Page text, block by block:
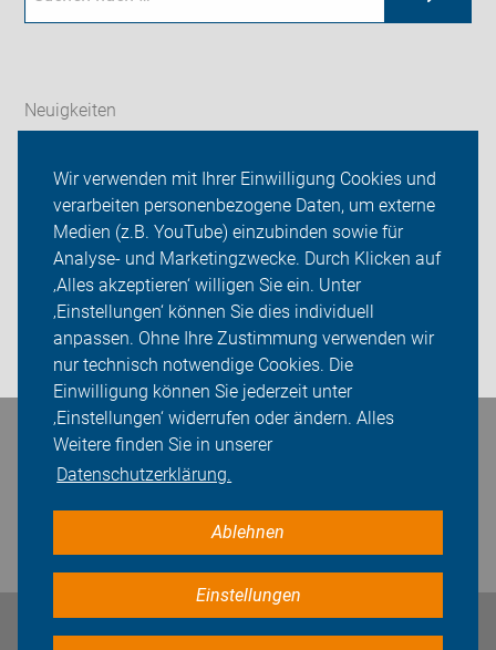
Wir verwenden mit Ihrer Einwilligung Cookies und
verarbeiten personenbezogene Daten, um externe
Medien (z.B. YouTube) einzubinden sowie für
Analyse- und Marketingzwecke. Durch Klicken auf
‚Alles akzeptieren‘ willigen Sie ein. Unter
‚Einstellungen‘ können Sie dies individuell
anpassen. Ohne Ihre Zustimmung verwenden wir
nur technisch notwendige Cookies. Die
Einwilligung können Sie jederzeit unter
‚Einstellungen‘ widerrufen oder ändern. Alles
Weitere finden Sie in unserer
Datenschutzerklärung.
Ablehnen
Einstellungen
Neuigkeiten
Tourenprogramm
Sei dabei
Presse
Login
Bleiben Sie in Kontakt